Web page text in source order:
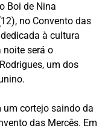
Boi de Nina
no Convento das
à cultura
noite será o
um dos
cortejo saindo da
das Mercês. Em